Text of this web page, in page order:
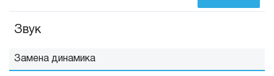
Звук
Замена динамика